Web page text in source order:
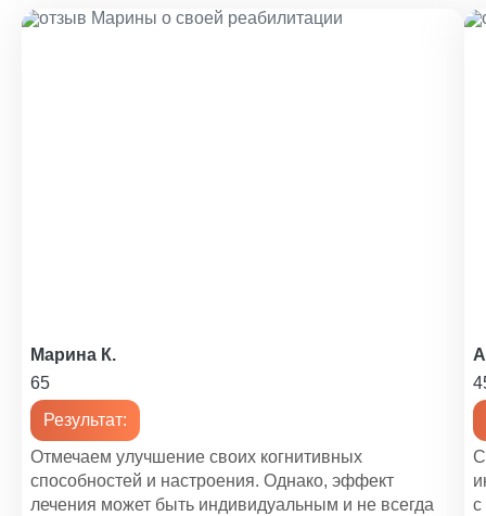
Марина К.
65
Результат:
Отмечаем улучшение своих когнитивных
способностей и настроения. Однако, эффект
лечения может быть индивидуальным и не всегда
с